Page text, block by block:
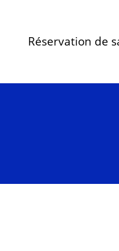
Réservation de